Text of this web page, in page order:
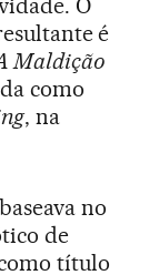
O
é
Maldição
como
, na
no
de
título